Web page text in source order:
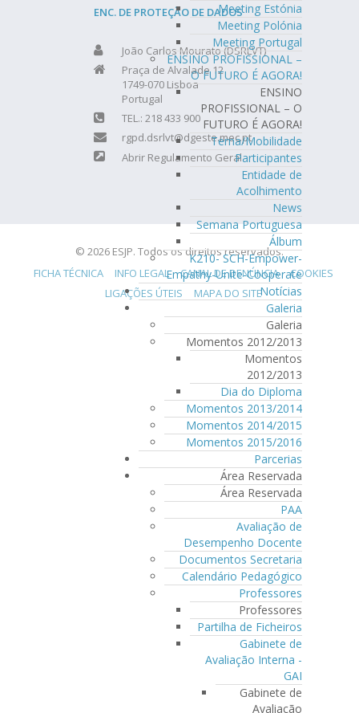
Meeting Estónia
Meeting Polónia
Meeting Portugal
ENSINO PROFISSIONAL –
O FUTURO É AGORA!
ENSINO
PROFISSIONAL – O
FUTURO É AGORA!
Tema/Mobilidade
Participantes
Entidade de
Acolhimento
News
Semana Portuguesa
Álbum
K210- SCH-Empower-
Empathy-Unite-Cooperate
Notícias
Galeria
Galeria
Momentos 2012/2013
Momentos
2012/2013
Dia do Diploma
Momentos 2013/2014
Momentos 2014/2015
Momentos 2015/2016
Parcerias
Área Reservada
Área Reservada
PAA
Avaliação de
Desempenho Docente
Documentos Secretaria
Calendário Pedagógico
Professores
Professores
Partilha de Ficheiros
Gabinete de
Avaliação Interna -
GAI
Gabinete de
Avaliação
ENC. DE PROTEÇÃO DE DADOS
João Carlos Mourato (DSRLVT)
Praça de Alvalade 12
1749-070 Lisboa
Portugal
TEL.: 218 433 900
rgpd.dsrlvt@dgeste.mec.pt
Abrir Regulamento Geral
© 2026 ESJP. Todos os direitos reservados.
FICHA TÉCNICA
INFO LEGAL CANAL DE DENÚNCIA
COOKIES
LIGAÇÕES ÚTEIS
MAPA DO SITE